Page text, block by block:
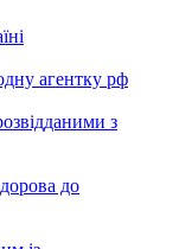
агентку рф
з
до